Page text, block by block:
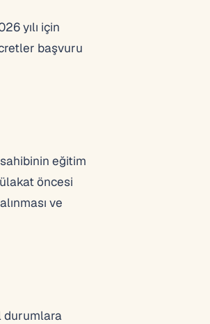
yılı için
başvuru
eğitim
öncesi
ve
durumlara